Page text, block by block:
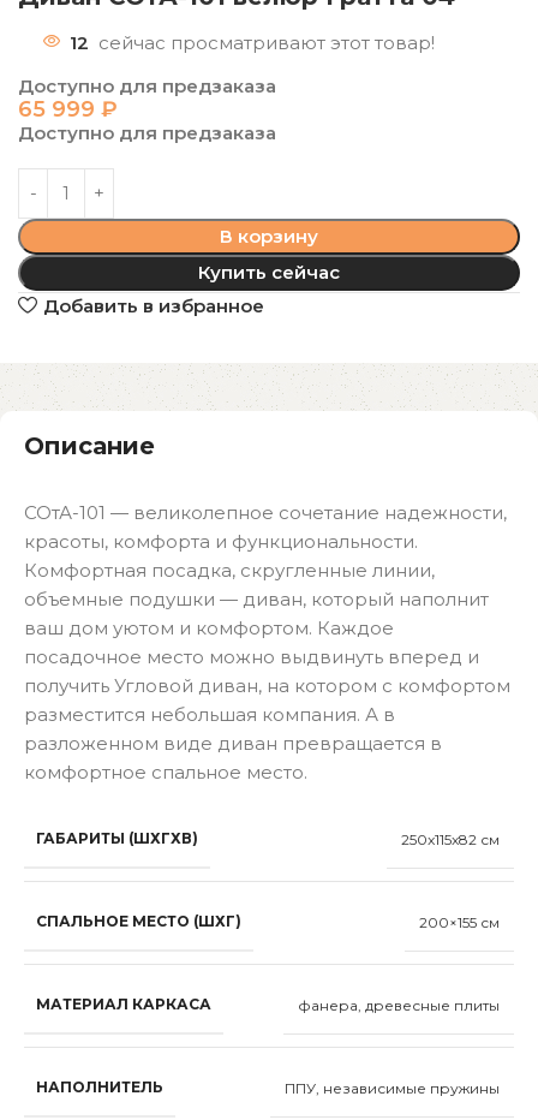
12 сейчас просматривают этот товар!
Доступно для предзаказа
65 999 ₽
Доступно для предзаказа
В корзину
Купить сейчас
Добавить в избранное
Описание
СОтА-101 — великолепное сочетание надежности,
красоты, комфорта и функциональности.
Комфортная посадка, скругленные линии,
объемные подушки — диван, который наполнит
ваш дом уютом и комфортом. Каждое
посадочное место можно выдвинуть вперед и
получить Угловой диван, на котором с комфортом
разместится небольшая компания. А в
разложенном виде диван превращается в
комфортное спальное место.
ГАБАРИТЫ (ШХГХВ) 250x115x82 см
СПАЛЬНОЕ МЕСТО (ШХГ) 200×155 см
МАТЕРИАЛ КАРКАСА фанера, древесные плиты
НАПОЛНИТЕЛЬ ППУ, независимые пружины